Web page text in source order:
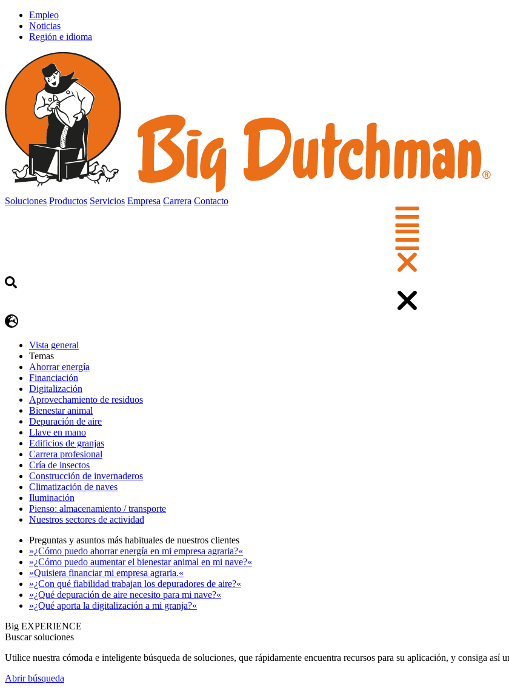
Empleo
Noticias
Región e idioma
Soluciones Productos Servicios Empresa Carrera Contacto
Vista general
Temas
Ahorrar energía
Financiación
Digitalización
Aprovechamiento de residuos
Bienestar animal
Depuración de aire
Llave en mano
Edificios de granjas
Carrera profesional
Cría de insectos
Construcción de invernaderos
Climatización de naves
Iluminación
Pienso: almacenamiento / transporte
Nuestros sectores de actividad
Preguntas y asuntos más habituales de nuestros clientes
»¿Cómo puedo ahorrar energía en mi empresa agraria?«
»¿Cómo puedo aumentar el bienestar animal en mi nave?«
»Quisiera financiar mi empresa agraria.«
»¿Con qué fiabilidad trabajan los depuradores de aire?«
»¿Qué depuración de aire necesito para mi nave?«
»¿Qué aporta la digitalización a mi granja?«
Big EXPERIENCE
Buscar soluciones
Utilice nuestra cómoda e inteligente búsqueda de soluciones, que rápidamente encuentra recursos para su aplicación, y consiga así
Abrir búsqueda